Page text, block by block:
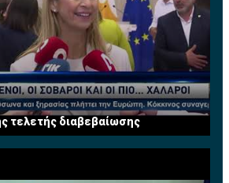
τελετής διαβεβαίωσης